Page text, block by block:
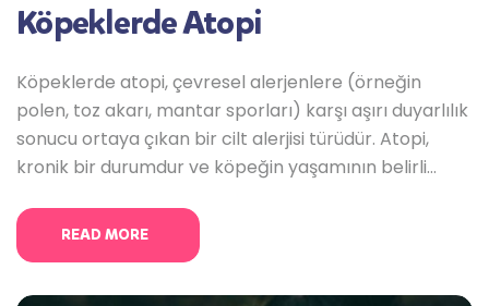
Köpeklerde Atopi
Köpeklerde atopi, çevresel alerjenlere (örneğin
polen, toz akarı, mantar sporları) karşı aşırı duyarlılık
sonucu ortaya çıkan bir cilt alerjisi türüdür. Atopi,
kronik bir durumdur ve köpeğin yaşamının belirli
tahrişi ve bazen cilt enfeksiyonlarına yol açabilir.
Atopik dermatit olarak da adlandırılan bu hastalık,
READ MORE